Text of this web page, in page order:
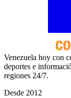
Venezuela hoy con
deportes e
regiones 24/7.
Desde 2012